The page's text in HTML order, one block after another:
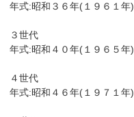
年式:昭和３６年(１９６１
３世代
年式:昭和４０年(１９６５
４世代
年式:昭和４６年(１９７１